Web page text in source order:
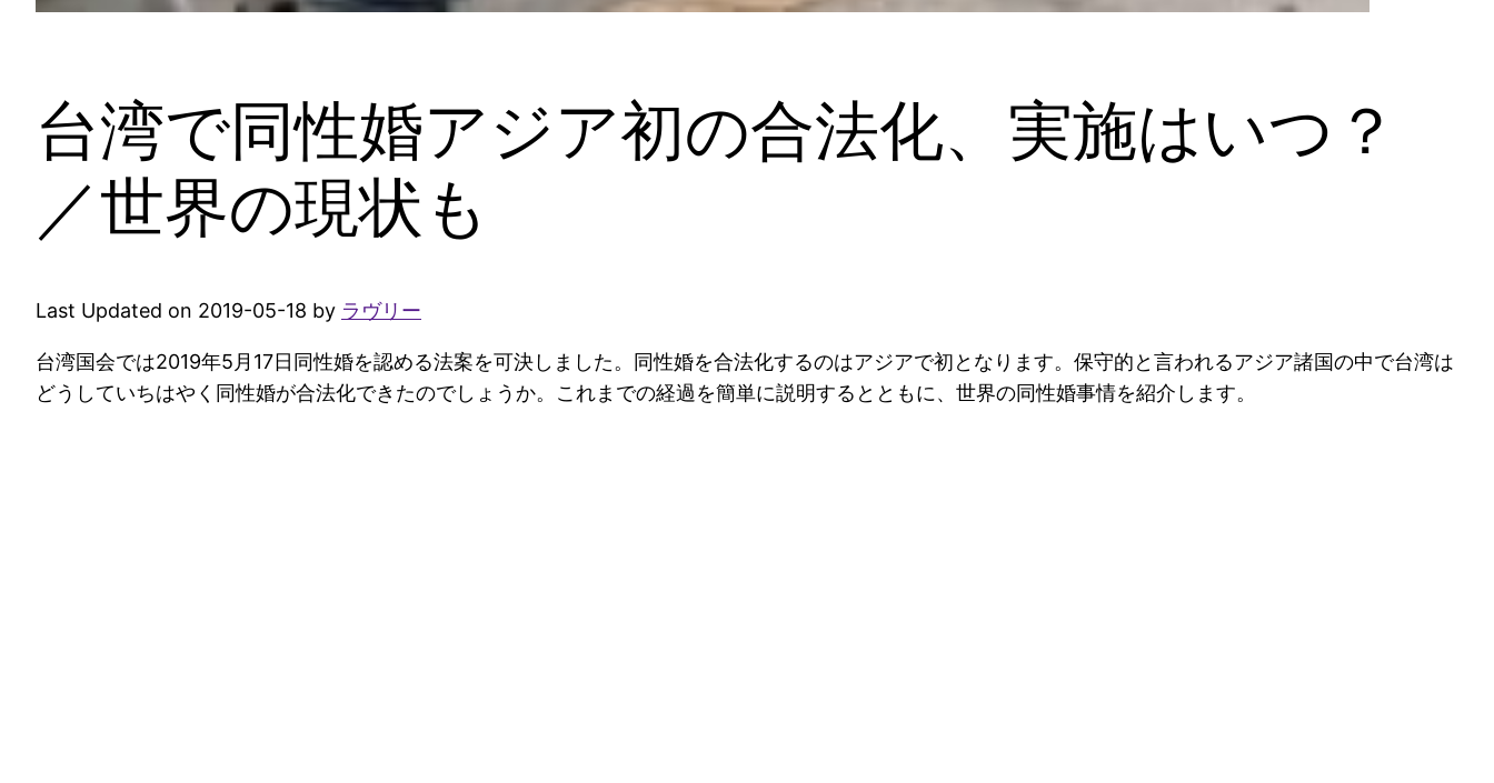
台湾で同性婚アジア初の合法化、実施はいつ？
／世界の現状も
Last Updated on 2019-05-18 by ラヴリー
台湾国会では2019年5月17日同性婚を認める法案を可決しました。同性婚を合法化するのはアジアで初となります。保守的と言われるアジア諸国の中で台湾は
どうしていちはやく同性婚が合法化できたのでしょうか。これまでの経過を簡単に説明するとともに、世界の同性婚事情を紹介します。